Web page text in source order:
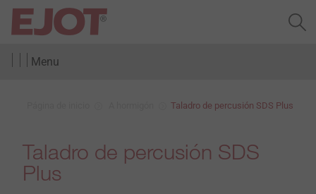
Menu
Taladro de percusión SDS Plus
Taladro de percusión SDS
Plus